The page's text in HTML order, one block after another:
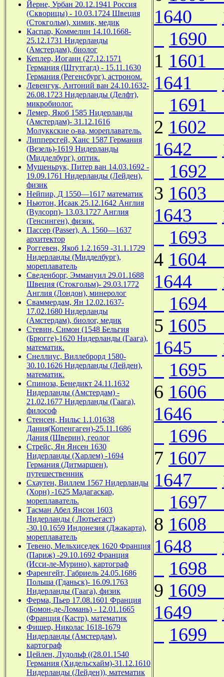
Йерне, Урбан 20.12.1941 Россия
(Скворицы) - 10.03.1724 Швеция
(Стокгольм), химик, медик
Каспар, Коммелин 14.10.1668-
25.12.1731 Нидерланды
(Амстердам), биолог
Кеплер, Иоганн (27.12.1571
Германия (Штутгагд) - 15.11.1630
Германия (Регенсбург), астроном.
Левенгук, Антоний ван 24.10.1632-
26.08.1723 Нидерланды (Делфт),
микробиолог.
Лемер, Якоб 1585 Нидерланды
(Амстердам)- 31.12.1616
Молуккские о-ва, мореплаватель.
Липперсгей, Ханс 1587 Германия
(Везель)-1619 Нидерланды
(Мидделбург), оптик.
Мушеньрук, Питер ван 14.03.1692 -
19.09.1761 Нидерланды (Лейден),
физик
Нейпир, Д 1550—1617 математик
Ньютон, Исаак 25.12.1642 Англия
(Вулсорп)- 13.03.1727 Англия
(Генсинген), физик.
Пассер (Passer), А. 1560—1637
архитектор
Роггевен, Якоб 1.2.1659 -31.1.1729
Нидерланды (Мидделбург),
мореплаватель
Сведенборг, Эммануил 29.01.1688
Швеция (Стокгольм)- 29.03.1772
Англия (Лондон), минеролог
Сваммердам, Ян 12.02.1637-
17.02.1680 Нидерланды
(Амстердам), биолог, медик
Стевин, Симон (1548 Бельгия
(Брюгге)-1620 Нидерланды (Гаага),
математик.
Снеллиус, Виллеброрд 1580-
30.10.1626 Нидерланды (Лейден),
математик.
Спиноза, Бенедикт 24.11.1632
Нидерланды (Амстердам) -
21.02.1677 Нидерланды (Гаага),
философ
Стенсен, Нильс 1.1.01638
Дания(Копенгаген)-25.11.1686
Дания (Шверин), геолог
Стрейс, Ян Янсен 1630
Нидерланды (Харлем) -1694
Германия (Дитмаршен),
путешественник
Схаутен, Виллем 1567 Нидерланды
(Хорн) -1625 Мадагаскар,
мореплаватель.
Тасман Абел Янсон 1603
Нидерланды ( Лютьегаст)
-30.10.1659 Индонезия (Джакарта),
мореплаватель
Тевено, Мельхиседек 1620 Франция
(Париж) -29.10.1692 Франция
(Исси-ле-Мурино), картограф
Фаренгейт, Габриель 24.05.1686
Польша (Гданьск)- 16.09.1763
Нидерланды (Гаага), физик
Ферма, Пьер 17.08.1601 Франция
(Бомон-де-Ломань) - 12.01.1665
(Франция (Кастр), математик
Фишер, Николас 1618-1679
Нидерланды (Амстердам),
картограф
Цейлен, Лудольф ((28.01.1540
Германия (Хидельсхайм)-31.12.1610
Нидерланды (Лейден)), математик
1640
1
1641
2
1642
3
1643
4
1644
5
1645
6
1646
7
1647
8
1648
9
1649